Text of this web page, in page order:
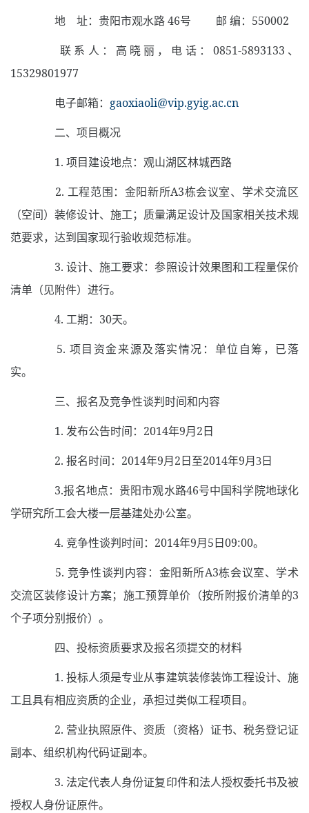
地 址：贵阳市观水路46号 邮 编： 550002
联系人：高晓丽，电话： 0851-5893133 、
15329801977
电子邮箱： gaoxiaoli@vip.gyig.ac.cn
二、项目概况
1. 项目建设地点：观山湖区林城西路
2. 工程范围：金阳新所A3栋会议室、学术交流区
（空间）装修设计、施工；质量满足设计及国家相关技术规
范要求，达到国家现行验收规范标准。
3.设计、施工要求：参照设计效果图和工程量保价
清单（见附件）进行。
4. 工期： 30天。
5. 项目资金来源及落实情况：单位自筹，已落
实。
三、报名及竞争性谈判时间和内容
1. 发布公告时间： 2014年9月2日
2. 报名时间： 2014年9月2日至2014年9月3 日
3.报名地点：贵阳市观水路46号中国科学院地球化
学研究所工会大楼一层基建处办公室。
4. 竞争性谈判时间： 2014年9月5日09:00。
5. 竞争性谈判内容：金阳新所A3栋会议室、学术
交流区装修设计方案；施工预算单价（按所附报价清单的3
个子项分别报价）。
四、投标资质要求及报名须提交的材料
1.投标人须是专业从事建筑装修装饰工程设计、施
工且具有相应资质的企业，承担过类似工程项目。
2. 营业执照原件、资质（资格）证书、税务登记证
副本、组织机构代码证副本。
3. 法定代表人身份证复印件和法人授权委托书及被
授权人身份证原件。